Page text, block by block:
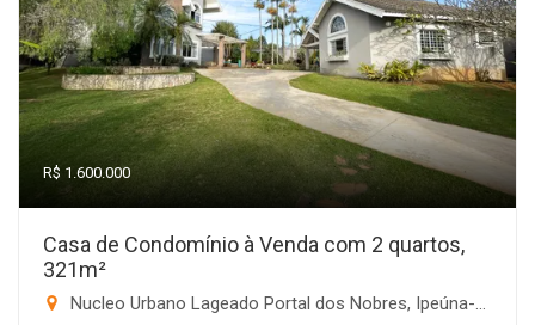
R$ 1.600.000
Casa de Condomínio à Venda com 2 quartos,
321m²
Nucleo Urbano Lageado Portal dos Nobres, Ipeúna-SP